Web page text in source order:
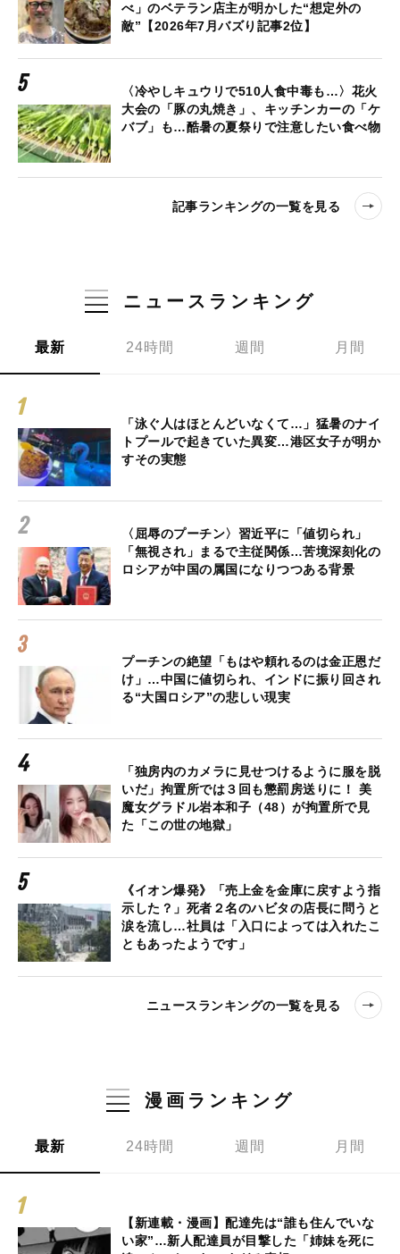
べ」のベテラン店主が明かした“想定外の
敵”【2026年7月バズり記事2位】
〈冷やしキュウリで510人食中毒も…〉花火
大会の「豚の丸焼き」、キッチンカーの「ケ
バブ」も…酷暑の夏祭りで注意したい食べ物
記事ランキングの一覧を見る
ニュースランキング
最新 24時間 週間 月間
「泳ぐ人はほとんどいなくて…」猛暑のナイ
トプールで起きていた異変…港区女子が明か
すその実態
〈屈辱のプーチン〉習近平に「値切られ」
「無視され」まるで主従関係…苦境深刻化の
ロシアが中国の属国になりつつある背景
プーチンの絶望「もはや頼れるのは金正恩だ
け」…中国に値切られ、インドに振り回され
る“大国ロシア”の悲しい現実
「独房内のカメラに見せつけるように服を脱
いだ」拘置所では３回も懲罰房送りに！ 美
魔女グラドル岩本和子（48）が拘置所で見
た「この世の地獄」
《イオン爆発》「売上金を金庫に戻すよう指
示した？」死者２名のハビタの店長に問うと
涙を流し…社員は「入口によっては入れたこ
ともあったようです」
ニュースランキングの一覧を見る
漫画ランキング
最新 24時間 週間 月間
【新連載・漫画】配達先は“誰も住んでいな
い家”…新人配達員が目撃した「姉妹を死に